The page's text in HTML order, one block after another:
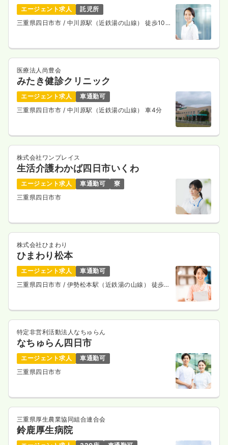
日勤のみ（パート） 一時募集休止
時間 8:30～17:00
気になる
日勤のみ（常勤）
給与 22.5万円〜 /月 賞与2回
※一例
時間 8:30～17:00
気になる 詳細を見る
日勤のみ（パート） 一時募集休止
給与 お問い合わせください
ブランク可
第二新卒可
気になる
エージェント求人
託児所
三重県四日市市 / 中川原駅（近鉄湯の山線） 徒歩10
医療法人尚豊会
みたき健診クリニック
エージェント求人
車通勤可
三重県四日市市 / 中川原駅（近鉄湯の山線） 車4分
株式会社ワンプレイス
生活介護わかば四日市いくわ
エージェント求人 車通勤可
寮
三重県四日市市
株式会社ひまわり
ひまわり松本
エージェント求人
車通勤可
三重県四日市市 / 伊勢松本駅（近鉄湯の山線） 徒歩3
特定非営利活動法人なちゅらん
なちゅらん四日市
エージェント求人
車通勤可
三重県四日市市
三重県厚生農業協同組合連合会
鈴鹿厚生病院